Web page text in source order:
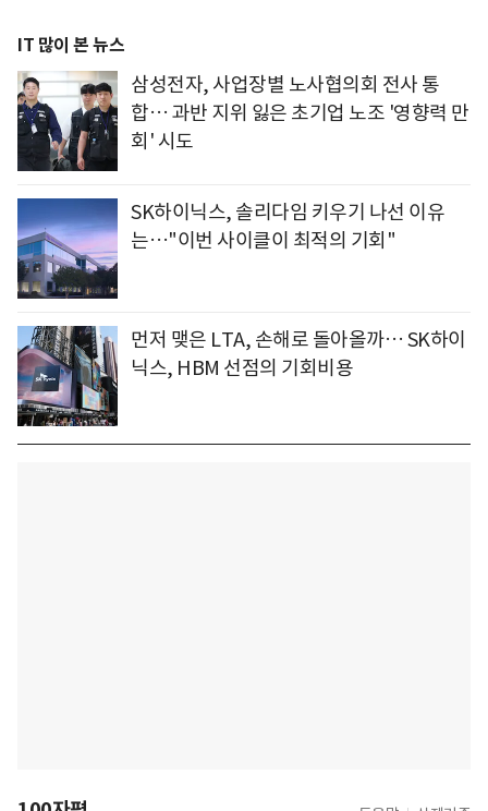
IT 많이 본 뉴스
삼성전자, 사업장별 노사협의회 전사 통
합… 과반 지위 잃은 초기업 노조 '영향력 만
회' 시도
SK하이닉스, 솔리다임 키우기 나선 이유
는…"이번 사이클이 최적의 기회"
먼저 맺은 LTA, 손해로 돌아올까… SK하이
닉스, HBM 선점의 기회비용